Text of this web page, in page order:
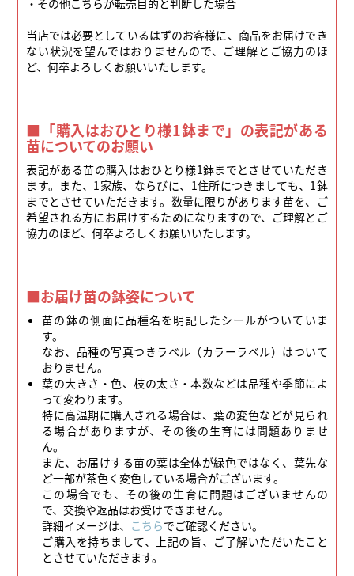
・その他こちらが転売目的と判断した場合
当店では必要としているはずのお客様に、商品をお届けでき
ない状況を望んではおりませんので、ご理解とご協力のほ
ど、何卒よろしくお願いいたします。
■「購入はおひとり様1鉢まで」の表記がある
苗についてのお願い
表記がある苗の購入はおひとり様1鉢までとさせていただき
ます。また、1家族、ならびに、1住所につきましても、1鉢
までとさせていただきます。数量に限りがあります苗を、ご
希望される方にお届けするためになりますので、ご理解とご
協力のほど、何卒よろしくお願いいたします。
■お届け苗の鉢姿について
苗の鉢の側面に品種名を明記したシールがついていま
す。
なお、品種の写真つきラベル（カラーラベル）はついて
おりません。
葉の大きさ・色、枝の太さ・本数などは品種や季節によ
って変わります。
特に高温期に購入される場合は、葉の変色などが見られ
る場合がありますが、その後の生育には問題ありませ
ん。
また、お届けする苗の葉は全体が緑色ではなく、葉先な
ど一部が茶色く変色している場合がございます。
この場合でも、その後の生育に問題はございませんの
で、交換や返品はお受けできません。
詳細イメージは、 こちらでご確認ください。
ご購入を持ちまして、上記の旨、ご了解いただいたこと
とさせていただきます。